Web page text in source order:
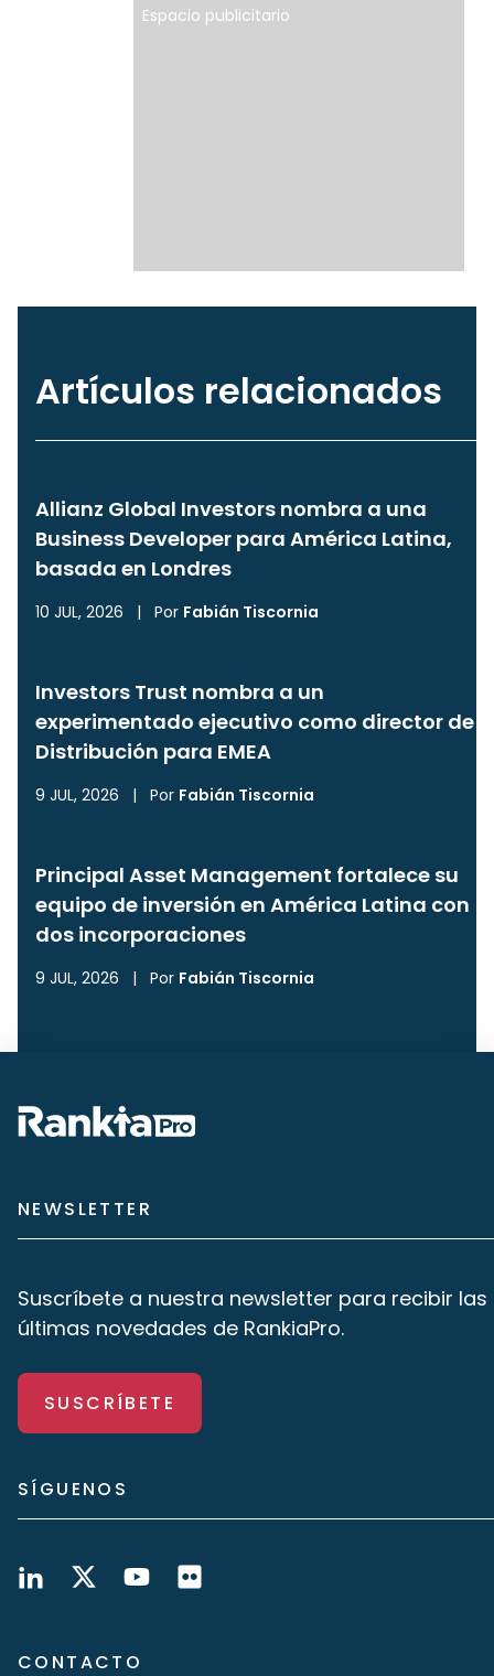
Espacio publicitario
Artículos relacionados
Allianz Global Investors nombra a una
Business Developer para América Latina,
basada en Londres
10 JUL, 2026 | Por Fabián Tiscornia
Investors Trust nombra a un
experimentado ejecutivo como director de
Distribución para EMEA
9 JUL, 2026 | Por Fabián Tiscornia
Principal Asset Management fortalece su
equipo de inversión en América Latina con
dos incorporaciones
9 JUL, 2026 | Por Fabián Tiscornia
NEWSLETTER
Suscríbete a nuestra newsletter para recibir las
últimas novedades de RankiaPro.
SUSCRÍBETE
SÍGUENOS
CONTACTO